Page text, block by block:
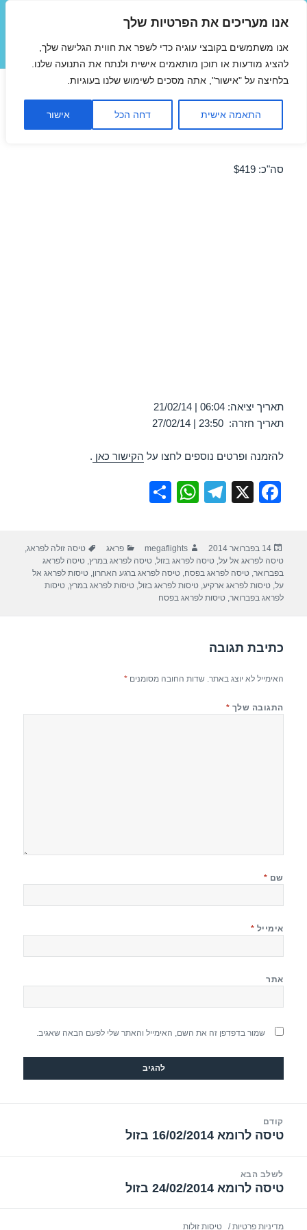
אנו מעריכים את הפרטיות שלך
אנו משתמשים בקובצי עוגיה כדי לשפר את חווית הגלישה שלך,
להציג מודעות או תוכן מותאמים אישית ולנתח את התנועה שלנו.
בלחיצה על "אישור", אתה מסכים לשימוש שלנו בעוגיות.
התאמה אישית דחה הכל אישור
תפריטים
ווידג'טים
טיסה לפראג 21/02/2014 במבצע
סה"כ: $419
תאריך יציאה: 06:04 | 21/02/14
תאריך חזרה: 23:50 | 27/02/14
להזמנה ופרטים נוספים לחצו על הקישור כאן .
F
e
b
o
k
X
T
gr
a
m
W
s
A
p
e
פורסם
בתאריך
14 בפברואר 2014 מחבר
megaflights קטגוריות
פראג תגיות
טיסה זולה לפראג,
טיסה לפראג אל על,טיסה לפראג בזול,טיסה לפראג במרץ,טיסה לפראג
בפברואר,טיסה לפראג בפסח,טיסה לפראג ברגע האחרון,טיסות לפראג אל
על,טיסות לפראג ארקיע,טיסות לפראג בזול,טיסות לפראג במרץ,טיסות
לפראג בפברואר,טיסות לפראג בפסח
כתיבת תגובה
האימייל לא יוצג באתר. שדות החובה מסומנים*
התגובה שלך *
שם *
אימייל *
אתר
שמור בדפדפן זה את השם, האימייל והאתר שלי לפעם הבאה שאגיב.
קודם
הפוסט
טיסה לרומא 16/02/2014 בזול
לשלב הבא
הפוסט
טיסה לרומא 24/02/2014 בזול
מדיניות פרטיות טיסות זולות